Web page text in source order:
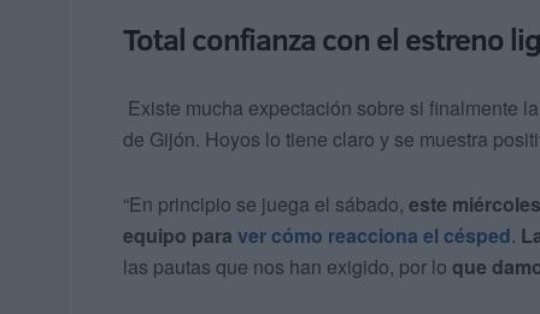
Total confianza con el estreno
Existe mucha expectación sobre si finalmente
de Gijón. Hoyos lo tiene claro y se muestra
“En principio se juega el sábado, este
equipo para ver cómo reacciona el césped.
las pautas que nos han exigido, por lo que